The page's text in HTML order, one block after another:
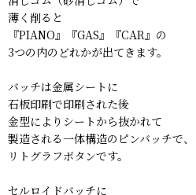
薄く削ると
『PIANO』『GAS』『CAR』の
3つの内のどれかが出てきます。
バッチは金属シートに
石板印刷で印刷された後
金型によりシートから抜かれて
製造される一体構造のピンバッチで、
リトグラフボタンです。
セルロイドバッチに